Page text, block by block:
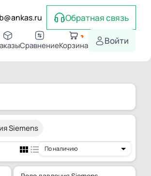
Обратная связь
СравнениеКорзина Войти
Siemens
По наличию